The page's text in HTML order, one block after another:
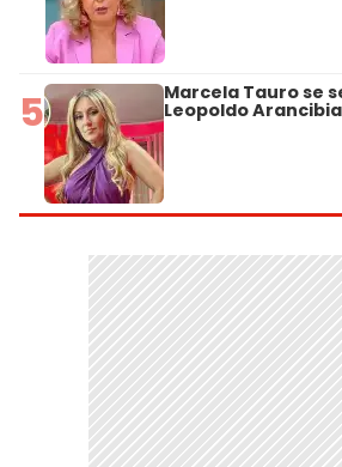
5 Marcela Tauro se
Leopoldo